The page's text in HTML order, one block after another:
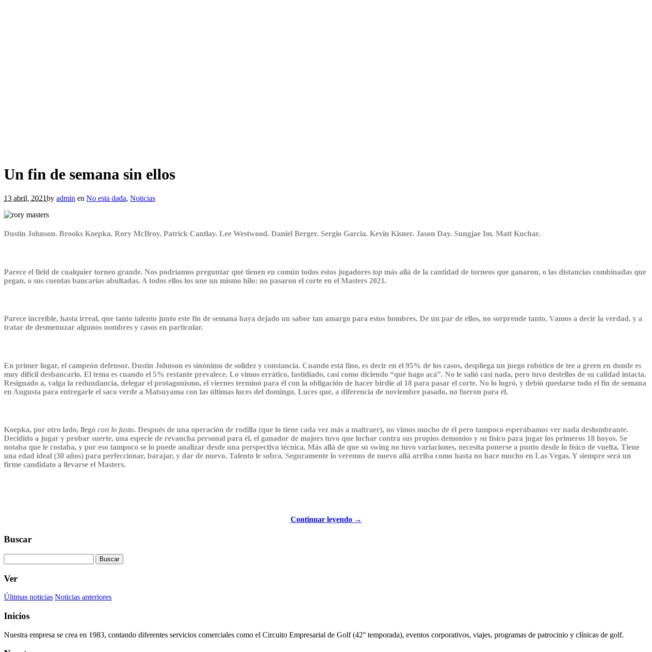
Un fin de semana sin ellos
13 abril, 2021by admin en No esta dada, Noticias
Dustin Johnson. Brooks Koepka. Rory McIlroy. Patrick Cantlay. Lee Westwood. Daniel Berger. Sergio Garcia. Kevin Kisner. Jason Day. Sungjae Im. Matt Kuchar.
Parece el field de cualquier torneo grande. Nos podríamos preguntar qué tienen en común todos estos jugadores top más allá de la cantidad de torneos que ganaron, o las distancias combinadas que
pegan, o sus cuentas bancarias abultadas. A todos ellos los une un mismo hilo: no pasaron el corte en el Masters 2021.
Parece increíble, hasta irreal, que tanto talento junto este fin de semana haya dejado un sabor tan amargo para estos hombres. De un par de ellos, no sorprende tanto. Vamos a decir la verdad, y a
tratar de desmenuzar algunos nombres y casos en particular.
En primer lugar, el campeón defensor. Dustin Johnson es sinónimo de solidez y constancia. Cuando está fino, es decir en el 95% de los casos, despliega un juego robótico de tee a green en donde es
muy difícil desbancarlo. El tema es cuando el 5% restante prevalece. Lo vimos errático, fastidiado, casi como diciendo “qué hago acá”. No le salió casi nada, pero tuvo destellos de su calidad intacta.
Resignado a, valga la redundancia, delegar el protagonismo, el viernes terminó para él con la obligación de hacer birdie al 18 para pasar el corte. No lo logró, y debió quedarse todo el fin de semana
en Augusta para entregarle el saco verde a Matsuyama con las últimas luces del domingo. Luces que, a diferencia de noviembre pasado, no fueron para él.
Koepka, por otro lado, llegó con lo justo. Después de una operación de rodilla (que lo tiene cada vez más a maltraer), no vimos mucho de él pero tampoco esperábamos ver nada deslumbrante.
Decidido a jugar y probar suerte, una especie de revancha personal para él, el ganador de majors tuvo que luchar contra sus propios demonios y su físico para jugar los primeros 18 hoyos. Se
notaba que le costaba, y por eso tampoco se lo puede analizar desde una perspectiva técnica. Más allá de que su swing no tuvo variaciones, necesita ponerse a punto desde lo físico de vuelta. Tiene
una edad ideal (30 años) para perfeccionar, barajar, y dar de nuevo. Talento le sobra. Seguramente lo veremos de nuevo allá arriba como hasta no hace mucho en Las Vegas. Y siempre será un
firme candidato a llevarse el Masters.
Continuar leyendo →
Buscar
Buscar
Ver
Últimas noticias Noticias anteriores
Inicios
Nuestra empresa se crea en 1983, contando diferentes servicios comerciales como el Circuito Empresarial de Golf (42° temporada), eventos corporativos, viajes, programas de patrocinio y clínicas de golf.